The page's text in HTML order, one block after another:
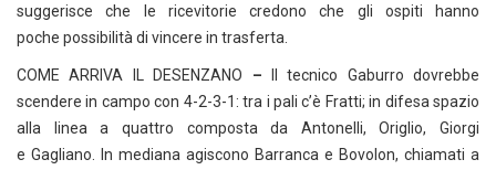
suggerisce che le ricevitorie credono che gli ospiti hanno
poche possibilità di vincere in trasferta.
COME ARRIVA IL DESENZANO –
Il tecnico Gaburro dovrebbe
scendere in campo con 4-2-3-1: tra i pali c’è Fratti; in difesa spazio
alla linea a quattro composta da Antonelli, Origlio, Giorgi
e Gagliano. In mediana agiscono Barranca e Bovolon, chiamati a